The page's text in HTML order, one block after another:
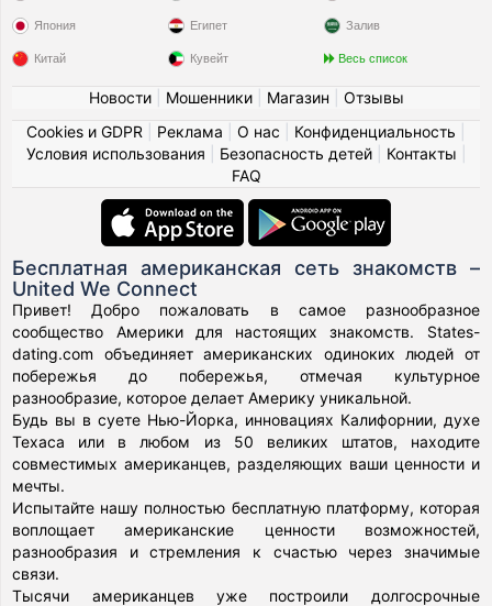
Япония
Китай
Египет
Кувейт
Залив
Весь список
Новости| Мошенники| Магазин
Отзывы
Cookies и GDPR
Реклама О нас Конфиденциальность
Условия использования
Безопасность детей| Контакты
FAQ
Бесплатная американская сеть знакомств –
United We Connect
Привет! Добро пожаловать в самое разнообразное
сообщество Америки для настоящих знакомств. States-
dating.com объединяет американских одиноких людей от
побережья до побережья, отмечая культурное
разнообразие, которое делает Америку уникальной.
Будь вы в суете Нью-Йорка, инновациях Калифорнии, духе
Техаса или в любом из 50 великих штатов, находите
совместимых американцев, разделяющих ваши ценности и
мечты.
Испытайте нашу полностью бесплатную платформу, которая
воплощает американские ценности возможностей,
разнообразия и стремления к счастью через значимые
связи.
Тысячи американцев уже построили долгосрочные